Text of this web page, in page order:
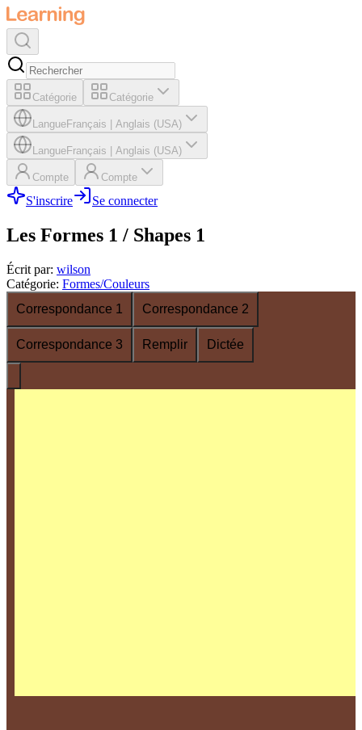
Catégorie Catégorie
LangueFrançais Anglais (USA)
LangueFrançais Anglais (USA)
Compte Compte
S'inscrire Se connecter
Les Formes 1 / Shapes 1
Écrit par: wilson
Catégorie: Formes/Couleurs
Correspondance 1
Correspondance 2
Correspondance 3 Remplir Dictée